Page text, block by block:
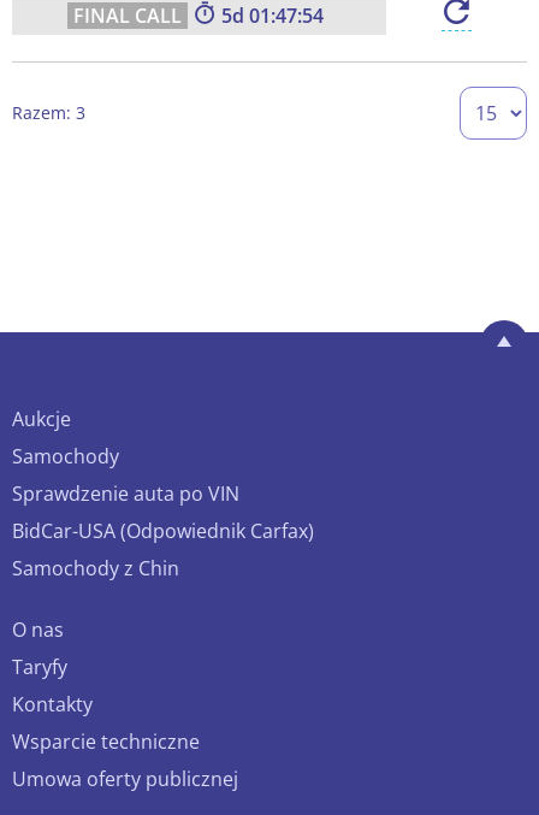
5 01:47:54
Razem: 3
Aukcje
Samochody
Sprawdzenie auta po VIN
BidCar-USA (Odpowiednik Carfax)
Samochody z Chin
O nas
Taryfy
Kontakty
Wsparcie techniczne
Umowa oferty publicznej